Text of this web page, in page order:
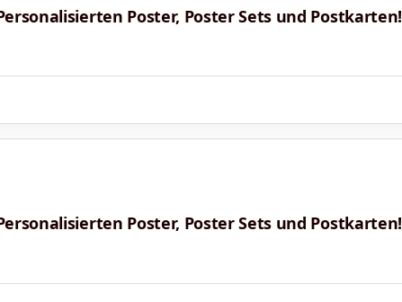
Poster, Poster Sets und Postkarten!
Poster, Poster Sets und Postkarten!